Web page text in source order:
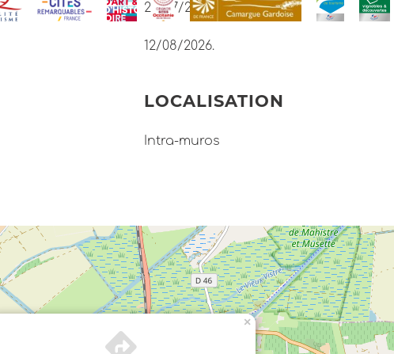
22/07/2026.
12/08/2026.
LOCALISATION
Intra-muros
×